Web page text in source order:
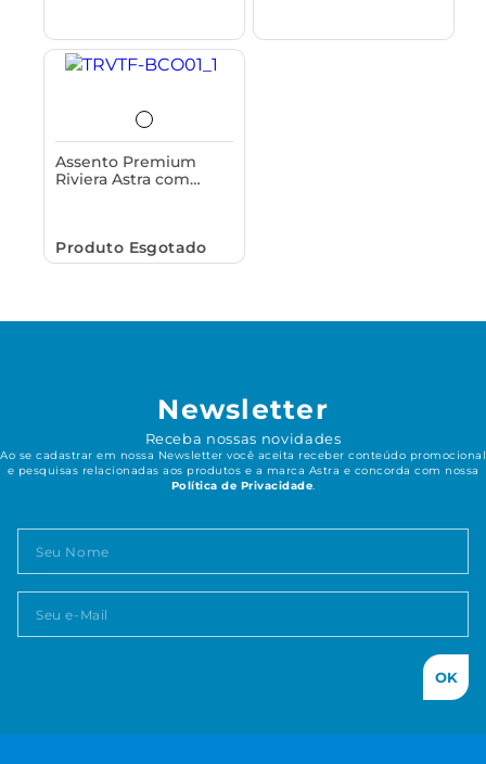
Assento Premium
Riviera Astra com
Fácil Remoção
Produto Esgotado
Newsletter
Receba nossas novidades
Ao se cadastrar em nossa Newsletter você aceita receber conteúdo promocional
e pesquisas relacionadas aos produtos e a marca Astra e concorda com nossa
Política de Privacidade.
OK